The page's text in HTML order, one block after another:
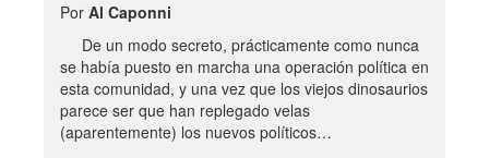
Por Al Caponni
De un modo secreto, prácticamente como nunca
se había puesto en marcha una operación política en
esta comunidad, y una vez que los viejos dinosaurios
parece ser que han replegado velas
(aparentemente) los nuevos políticos…